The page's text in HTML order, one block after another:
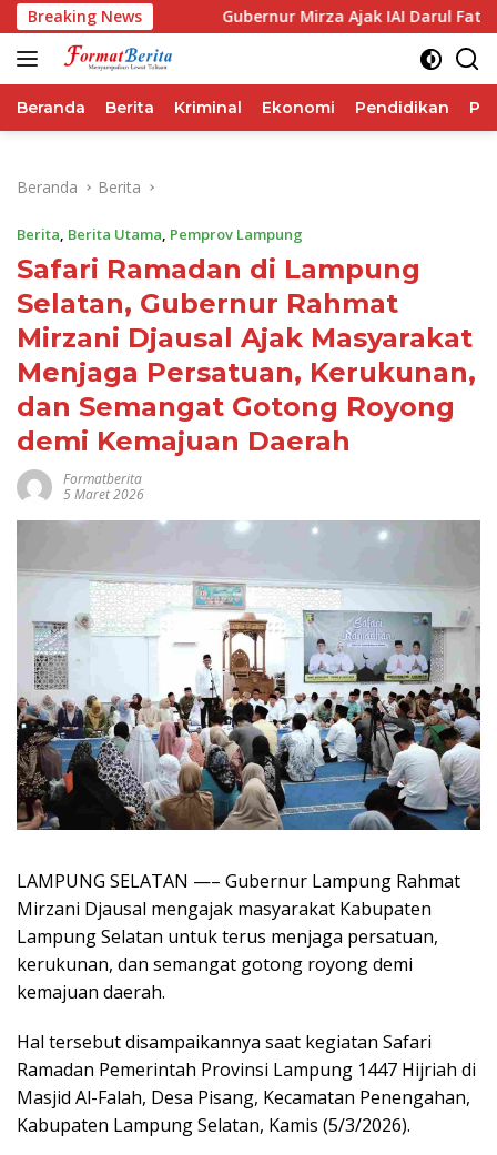
Langsung
ke
konten
Breaking News
IHSG Gubernur Mirza Ajak IAI Darul Fattah Cetak
Beranda Berita Kriminal Ekonomi Pendidikan
Beranda Berita
Berita, Berita Utama, Pemprov Lampung
Safari Ramadan di Lampung
Selatan, Gubernur Rahmat
Mirzani Djausal Ajak Masyarakat
Menjaga Persatuan, Kerukunan,
dan Semangat Gotong Royong
demi Kemajuan Daerah
Formatberita
5 Maret 2026
LAMPUNG SELATAN —– Gubernur Lampung Rahmat
Mirzani Djausal mengajak masyarakat Kabupaten
Lampung Selatan untuk terus menjaga persatuan,
kerukunan, dan semangat gotong royong demi
kemajuan daerah.
Hal tersebut disampaikannya saat kegiatan Safari
Ramadan Pemerintah Provinsi Lampung 1447 Hijriah di
Masjid Al-Falah, Desa Pisang, Kecamatan Penengahan,
Kabupaten Lampung Selatan, Kamis (5/3/2026).